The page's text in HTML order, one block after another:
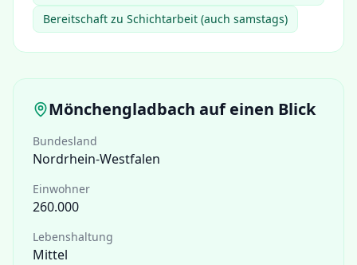
Bereitschaft zu Schichtarbeit (auch samstags)
Mönchengladbach auf einen Blick
Bundesland
Nordrhein-Westfalen
Einwohner
260.000
Lebenshaltung
Mittel